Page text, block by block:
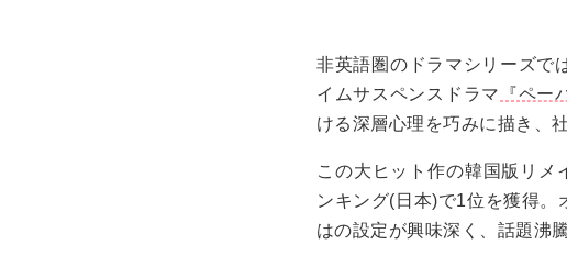
非英語圏のドラマシリーズで
イムサスペンスドラマ
『ペー
ける深層心理を巧みに描き、
この大ヒット作の韓国版リ
ンキング(日本)で1位を獲得
はの設定が興味深く、話題沸騰